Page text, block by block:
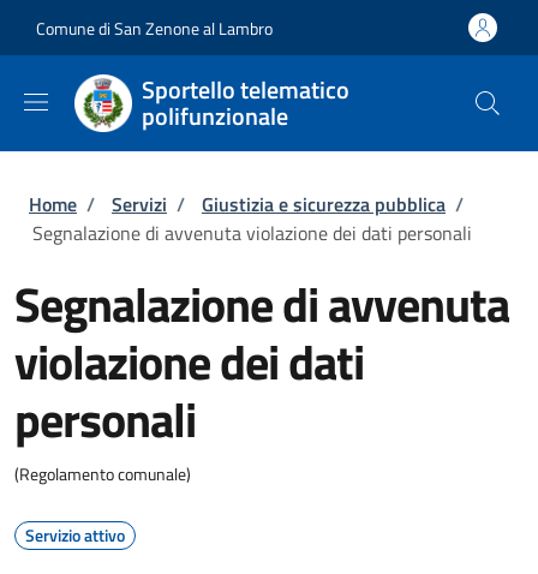
Comune di San Zenone al Lambro
Sportello telematico
polifunzionale
Briciole di pane
Home / Servizi / Giustizia e sicurezza pubblica /
Segnalazione di avvenuta violazione dei dati personali
Segnalazione di avvenuta
violazione dei dati
personali
(Regolamento comunale)
Servizio attivo